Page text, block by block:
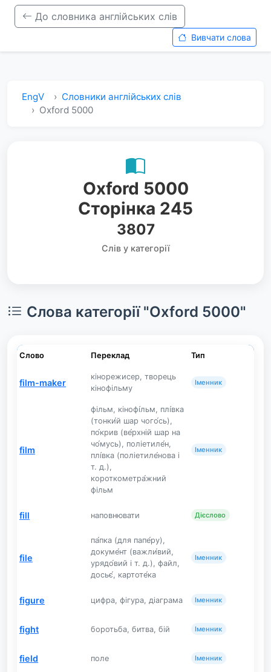
До словника англійських слів
Вивчати слова
EngV
Словники англійських слів
Oxford 5000
Oxford 5000
Сторінка 245
3807
Слів у категорії
Слова категорії "Oxford 5000"
Слово Переклад Тип
film-maker
кінорежисер, творець
кінофільму
Іменник
film
фільм, кінофі́льм, плі́вка
(тонки́й шар чого́сь),
по́крив (ве́рхній шар на
чо́мусь), поліетиле́н,
плі́вка (поліетиле́нова і
т. д.),
короткометра́жний
фільм
Іменник
fill наповнювати Дієслово
file
па́пка (для папе́ру),
докуме́нт (важли́вий,
урядо́вий і т. д.), файл,
досьє́, картоте́ка
Іменник
figure цифра, фігура, діаграма Іменник
fight боротьба, битва, бій Іменник
field поле Іменник